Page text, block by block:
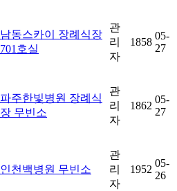
남동스카이 장례식장
701호실
관
리
자
1858
05-
27
파주한빛병원 장례식
장 무빈소
관
리
자
1862
05-
27
인천백병원 무빈소
관
리
자
1952
05-
26